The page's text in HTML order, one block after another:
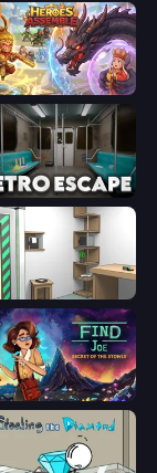
Assemble
Escape
Room Escape
Find Joe: Secret of The Stones